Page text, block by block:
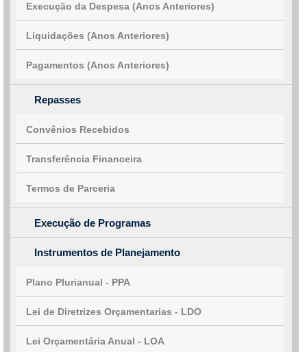
Execução da Despesa (Anos Anteriores)
Liquidações (Anos Anteriores)
Pagamentos (Anos Anteriores)
Repasses
Convênios Recebidos
Transferência Financeira
Termos de Parceria
Execução de Programas
Instrumentos de Planejamento
Plano Plurianual - PPA
Lei de Diretrizes Orçamentarias - LDO
Lei Orçamentária Anual - LOA